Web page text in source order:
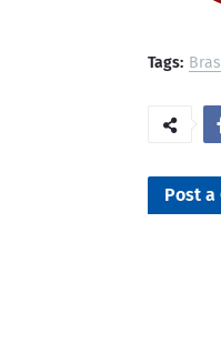
Tags:
Post a